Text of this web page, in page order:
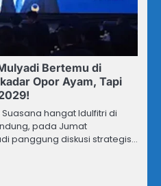
Bertemu di
Opor Ayam, Tapi
Suasana hangat Idulfitri di
pada Jumat
panggung diskusi strategis…